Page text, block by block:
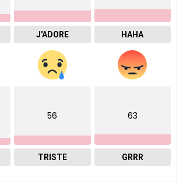
J'ADORE HAHA
56
TRISTE
63
GRRR